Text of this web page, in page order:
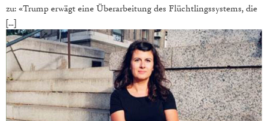
zu: «Trump erwägt eine Überarbeitung des Flüchtlingssystems, die
[…]